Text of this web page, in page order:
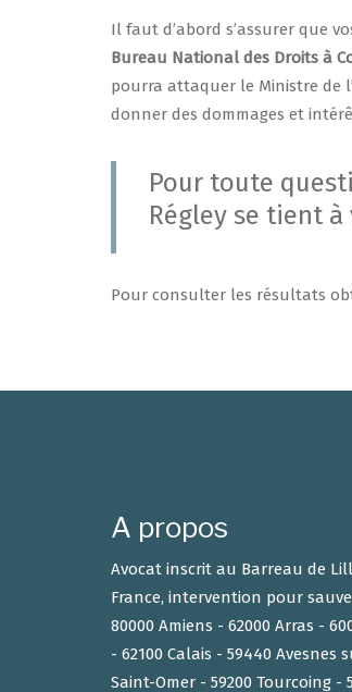
Il faut d’abord s’assurer que
Bureau National des Droits à
pourra attaquer le Ministre de
donner des dommages et
Pour toute
Régley se tient à
Pour consulter les résultats
A propos
Avocat inscrit au Barreau de
France, intervention pour
80000 Amiens - 62000 Arras -
- 62100 Calais - 59440 Avesnes
Saint-Omer - 59200 Tourcoing -